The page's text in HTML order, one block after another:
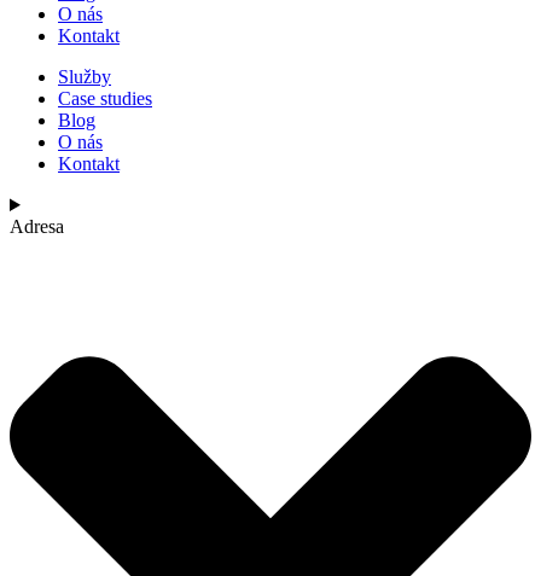
O nás
Kontakt
Služby
Case studies
Blog
O nás
Kontakt
Adresa